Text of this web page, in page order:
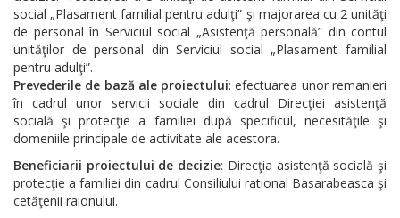
social „Plasament familial pentru adulţi” şi majorarea cu 2 unităţi
de personal în Serviciul social „Asistenţă personală” din contul
unităţilor de personal din Serviciul social „Plasament familial
pentru adulţi”.
Prevederile de bază ale proiectului: efectuarea unor remanieri
în cadrul unor servicii sociale din cadrul Direcţiei asistenţă
socială şi protecţie a familiei după specificul, necesităţile şi
domeniile principale de activitate ale acestora.
Beneficiarii proiectului de decizie: Direcţia asistenţă socială şi
protecţie a familiei din cadrul Consiliului rational Basarabeasca şi
cetăţenii raionului.